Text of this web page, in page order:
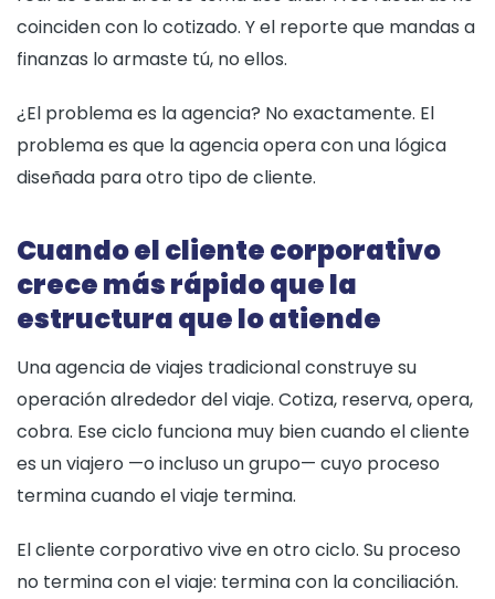
coinciden con lo cotizado. Y el reporte que mandas a
finanzas lo armaste tú, no ellos.
¿El problema es la agencia? No exactamente. El
problema es que la agencia opera con una lógica
diseñada para otro tipo de cliente.
Cuando el cliente corporativo
crece más rápido que la
estructura que lo atiende
Una agencia de viajes tradicional construye su
operación alrededor del viaje. Cotiza, reserva, opera,
cobra. Ese ciclo funciona muy bien cuando el cliente
es un viajero —o incluso un grupo— cuyo proceso
termina cuando el viaje termina.
El cliente corporativo vive en otro ciclo. Su proceso
no termina con el viaje: termina con la conciliación.